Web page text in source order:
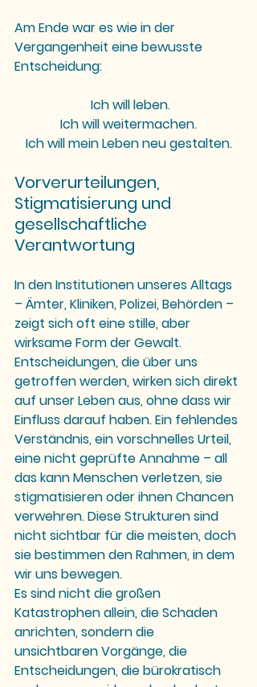
Am Ende war es wie in der
Vergangenheit eine bewusste
Entscheidung:
Ich will leben.
Ich will weitermachen.
Ich will mein Leben neu gestalten.
Vorverurteilungen,
Stigmatisierung und
gesellschaftliche
Verantwortung
In den Institutionen unseres Alltags
– Ämter, Kliniken, Polizei, Behörden –
zeigt sich oft eine stille, aber
wirksame Form der Gewalt.
Entscheidungen, die über uns
getroffen werden, wirken sich direkt
auf unser Leben aus, ohne dass wir
Einfluss darauf haben. Ein fehlendes
Verständnis, ein vorschnelles Urteil,
eine nicht geprüfte Annahme – all
das kann Menschen verletzen, sie
stigmatisieren oder ihnen Chancen
verwehren. Diese Strukturen sind
nicht sichtbar für die meisten, doch
sie bestimmen den Rahmen, in dem
wir uns bewegen.
Es sind nicht die großen
Katastrophen allein, die Schaden
anrichten, sondern die
unsichtbaren Vorgänge, die
Entscheidungen, die bürokratisch